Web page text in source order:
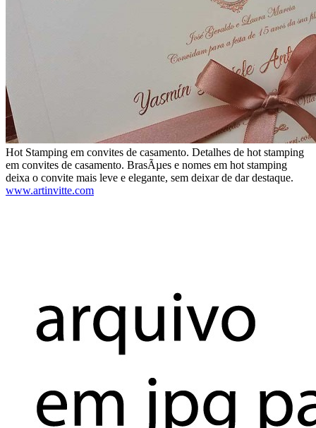
Hot Stamping em convites de casamento. Detalhes de hot stamping
em convites de casamento. BrasÃµes e nomes em hot stamping
deixa o convite mais leve e elegante, sem deixar de dar destaque.
www.artinvitte.com